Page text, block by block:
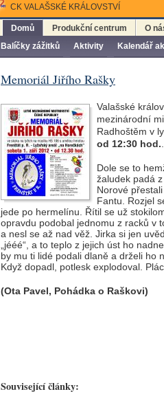
CK VALAŠSKÉ KRÁLOVSTVÍ
Domů
Balíčky zážitků
Aktivity Kalendář
Produkční centrum O
Memoriál Jiřího Rašky
Valašské
mezinárodní
Radhoštěm v
od 12:30 hod.
Dole se to
žaludek padá
Norové
Fantu. Rozjel
jede po hermelínu. Řítil se už
opravdu podobal jednomu z racků v
a nesl se až nad věž. Jirka si jen
„jééé“, a to teplo z jejich úst ho
by mu ti lidé podali dlaně a drželi ho
Když dopadl, potlesk explodoval.
(Ota Pavel, Pohádka o Raškovi)
Související články: